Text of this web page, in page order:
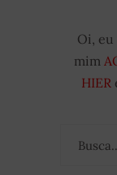
Oi, eu
mim
HIER